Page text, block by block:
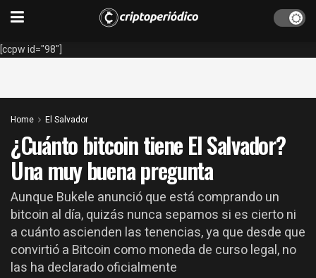
[ccpw id="98"]
Home El Salvador
¿Cuánto bitcoin tiene El Salvador?
Una muy buena pregunta
Aunque Bukele anunció que está comprando un
bitcoin al día, quizás nunca sepamos si es cierto ni
a cuánto ascienden las tenencias, ya que desde que
convirtió a Bitcoin como moneda de curso legal, no
las ha declarado oficialmente